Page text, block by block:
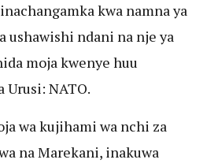
kwa namna ya
ushawishi ndani na nje ya
moja kwenye huu
Urusi: NATO.
wa kujihami wa nchi za
na Marekani, inakuwa